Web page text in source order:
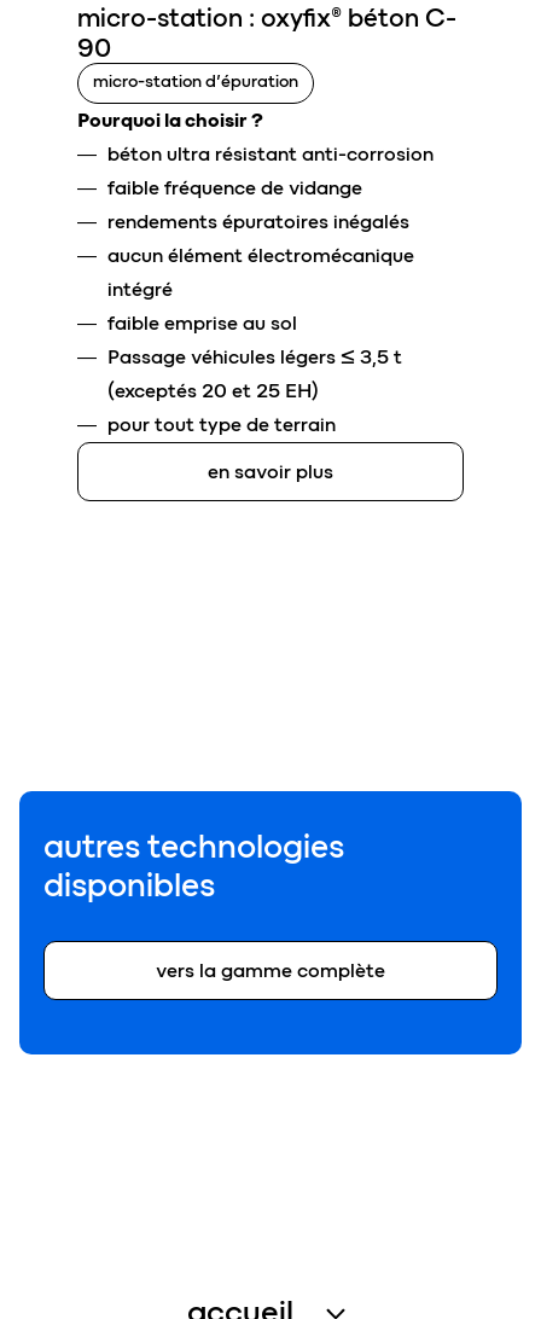
micro-station : oxyfix® béton C-
90
micro-station d’épuration
Pourquoi la choisir ?
béton ultra résistant anti-corrosion
faible fréquence de vidange
rendements épuratoires inégalés
aucun élément électromécanique
intégré
faible emprise au sol
Passage véhicules légers ≤ 3,5 t
(exceptés 20 et 25 EH)
pour tout type de terrain
en savoir plus
autres technologies
disponibles
vers la gamme complète